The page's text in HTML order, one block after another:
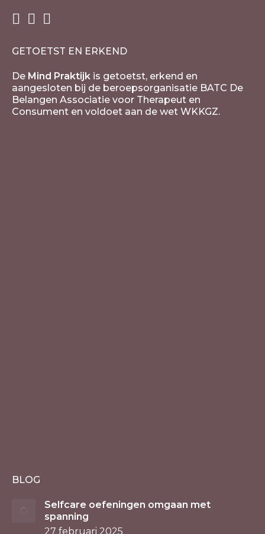
GETOETST EN ERKEND
De Mind Praktijk is getoetst, erkend en
aangesloten bij de beroepsorganisatie BATC De
Belangen Associatie voor Therapeut en
Consument en voldoet aan de wet WKKGZ.
BLOG
Selfcare oefeningen omgaan met
spanning
27 februari 2025